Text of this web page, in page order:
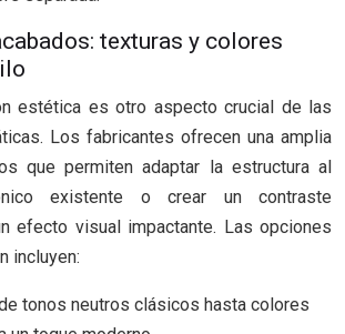
texturas y colores
estética es otro aspecto crucial de las
Los fabricantes ofrecen una amplia
que permiten adaptar la estructura al
existente o crear un contraste
efecto visual impactante. Las opciones
incluyen:
tonos neutros clásicos hasta colores